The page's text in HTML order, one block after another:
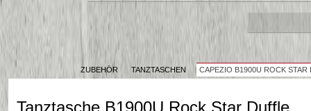
ZUBEHÖR TANZTASCHEN CAPEZIO B1900U ROCK STAR
Tanztasche B1900U Rock Star Duffle